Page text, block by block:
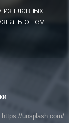
главных
о нем
https://unsplash.com/